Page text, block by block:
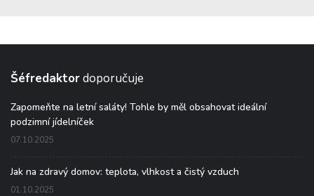
Šéfredaktordoporučuje
Zapomeňte na letní saláty! Tohle by měl obsahovat ideální
podzimní jídelníček
07.10.2025
Jak na zdravý domov: teplota, vlhkost a čistý vzduch
01.10.2025